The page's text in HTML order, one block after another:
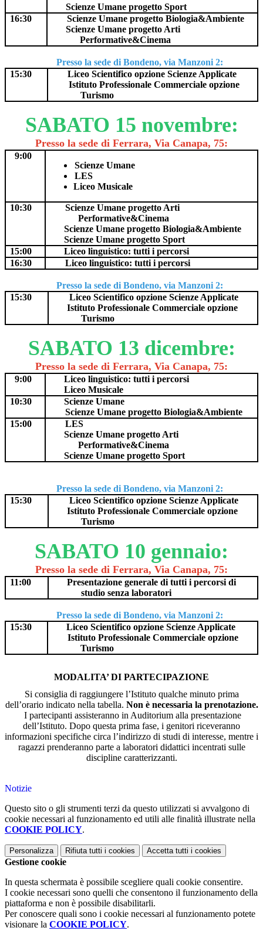
Scienze Umane progetto Sport
16:30
Scienze Umane progetto Biologia&Ambiente
Scienze Umane progetto Arti
Performative&Cinema
Presso la sede di Bondeno, via Manzoni 2:
15:30
Liceo Scientifico opzione Scienze Applicate
Istituto Professionale Commerciale opzione
Turismo
SABATO 15 novembre:
Presso la sede di Ferrara, Via Canapa, 75:
9:00
Scienze Umane
LES
Liceo Musicale
10:30
Scienze Umane progetto Arti
Performative&Cinema
Scienze Umaneprogetto Biologia&Ambiente
Scienze Umane progetto Sport
15:00
Liceo linguistico:tutti i percorsi
16:30
Liceo linguistico:tutti i percorsi
Presso la sede di Bondeno, via Manzoni 2:
15:30
Liceo Scientifico opzione Scienze Applicate
Istituto Professionale Commerciale opzione
Turismo
SABATO 13 dicembre:
Presso la sede di Ferrara, Via Canapa, 75:
9:00 Liceo linguistico:tutti i percorsi
Liceo Musicale
10:30
Scienze Umane
Scienze Umaneprogetto Biologia&Ambiente
15:00
LES
Scienze Umane progetto Arti
Performative&Cinema
Scienze Umane progetto Sport
Presso la sede di Bondeno, via Manzoni 2:
15:30
Liceo Scientifico opzione Scienze Applicate
Istituto Professionale Commerciale opzione
Turismo
SABATO 10 gennaio:
Presso la sede di Ferrara, Via Canapa, 75:
11:00
Presentazione generale di tutti i percorsi di
studio senza laboratori
Presso la sede di Bondeno, via Manzoni 2:
15:30
Liceo Scientifico opzione Scienze Applicate
Istituto Professionale Commerciale opzione
Turismo
MODALITA’ DI PARTECIPAZIONE
Si consiglia di raggiungere l’Istituto qualche minuto prima
dell’orario indicato nella tabella. Non è necessaria la prenotazione.
I partecipanti assisteranno in Auditorium alla presentazione
dell’Istituto. Dopo questa prima fase, i genitori riceveranno
informazioni specifiche circa l’indirizzo di studi di interesse, mentre i
ragazzi prenderanno parte a laboratori didattici incentrati sulle
discipline caratterizzanti.
Notizie
Questo sito o gli strumenti terzi da questo utilizzati si avvalgono di
cookie necessari al funzionamento ed utili alle finalità illustrate nella
COOKIE POLICY.
Personalizza Rifiuta tutti i cookies Accetta tutti i cookies
Gestione cookie
In questa schermata è possibile scegliere quali cookie consentire.
I cookie necessari sono quelli che consentono il funzionamento della
piattaforma e non è possibile disabilitarli.
Per conoscere quali sono i cookie necessari al funzionamento potete
visionare la COOKIE POLICY.